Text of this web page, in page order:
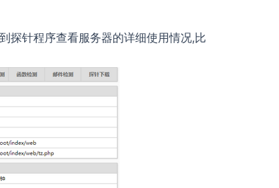
探针程序查看服务器的详细使用情况,比